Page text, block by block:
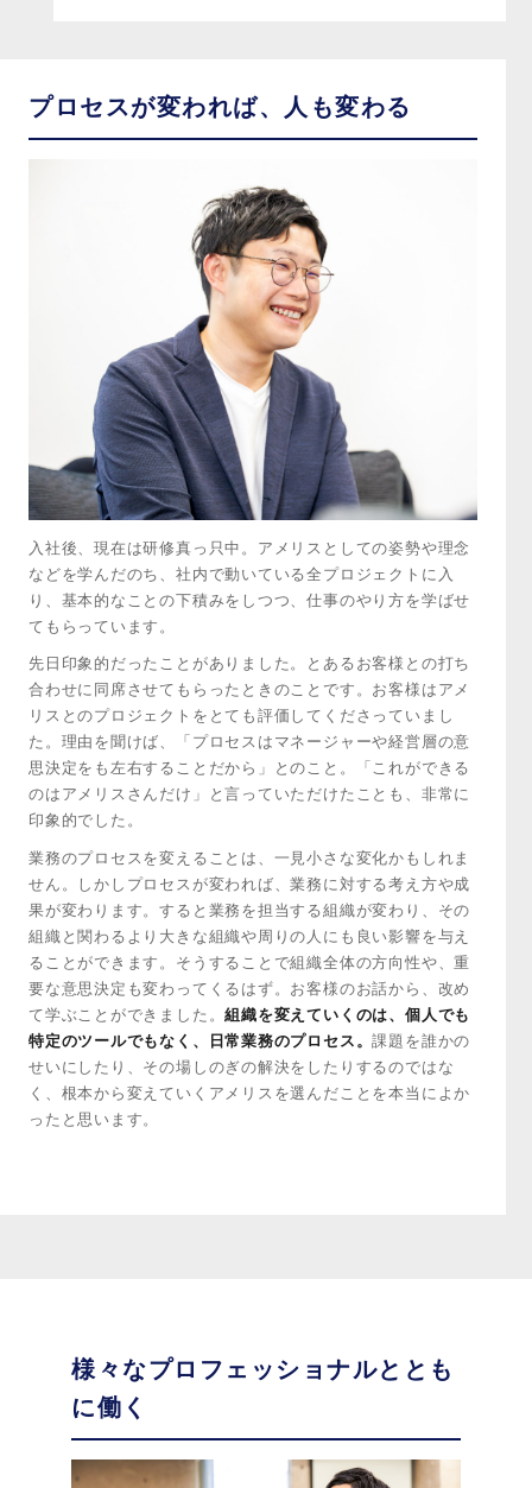
プロセスが変われば、人も変わる
入社後、現在は研修真っ只中。アメリスとしての姿勢や理念
などを学んだのち、社内で動いている全プロジェクトに入
り、基本的なことの下積みをしつつ、仕事のやり方を学ばせ
てもらっています。
先日印象的だったことがありました。とあるお客様との打ち
合わせに同席させてもらったときのことです。お客様はアメ
リスとのプロジェクトをとても評価してくださっていまし
た。理由を聞けば、「プロセスはマネージャーや経営層の意
思決定をも左右することだから」とのこと。「これができる
のはアメリスさんだけ」と言っていただけたことも、非常に
印象的でした。
業務のプロセスを変えることは、一見小さな変化かもしれま
せん。しかしプロセスが変われば、業務に対する考え方や成
果が変わります。すると業務を担当する組織が変わり、その
組織と関わるより大きな組織や周りの人にも良い影響を与え
ることができます。そうすることで組織全体の方向性や、重
要な意思決定も変わってくるはず。お客様のお話から、改め
て学ぶことができました。組織を変えていくのは、個人でも
特定のツールでもなく、日常業務のプロセス。課題を誰かの
せいにしたり、その場しのぎの解決をしたりするのではな
く、根本から変えていくアメリスを選んだことを本当によか
ったと思います。
様々なプロフェッショナルととも
に働く